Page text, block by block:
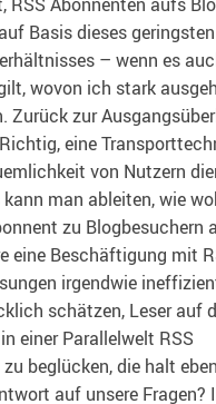
Basis dieses geringsten
– wenn es
wovon ich stark
Zurück zur
eine
von Nutzern
man ableiten, wie
zu Blogbesuchern
eine Beschäftigung mit
irgendwie
schätzen, Leser auf
einer Parallelwelt RSS
beglücken, die halt
auf unsere Fragen?